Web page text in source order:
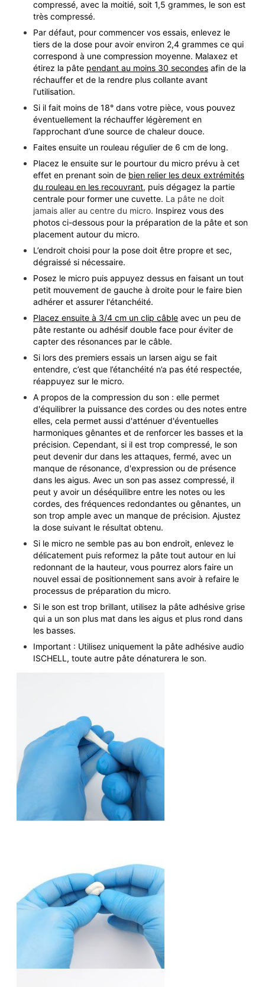
compressé, avec la moitié, soit 1,5 grammes, le son est
très compressé.
Par défaut, pour commencer vos essais, enlevez le
tiers de la dose pour avoir environ 2,4 grammes ce qui
correspond à une compression moyenne. Malaxez et
étirez la pâte pendant au moins 30 secondes afin de la
réchauffer et de la rendre plus collante avant
l'utilisation.
Si il fait moins de 18° dans votre pièce, vous pouvez
éventuellement la réchauffer légèrement en
l’approchant d’une source de chaleur douce.
Faites ensuite un rouleau régulier de 6 cm de long.
Placez le ensuite sur le pourtour du micro prévu à cet
effet en prenant soin de bien relier les deux extrémités
du rouleau en les recouvrant, puis dégagez la partie
centrale pour former une cuvette. La pâte ne doit
jamais aller au centre du micro. Inspirez vous des
photos ci-dessous pour la préparation de la pâte et son
placement autour du micro.
L’endroit choisi pour la pose doit être propre et sec,
dégraissé si nécessaire.
Posez le micro puis appuyez dessus en faisant un tout
petit mouvement de gauche à droite pour le faire bien
adhérer et assurer l'étanchéité.
Placez ensuite à 3/4 cm un clip câble avec un peu de
pâte restante ou adhésif double face pour éviter de
capter des résonances par le câble.
Si lors des premiers essais un larsen aigu se fait
entendre, c’est que l’étanchéité n’a pas été respectée,
réappuyez sur le micro.
A propos de la compression du son : elle permet
d'équilibrer la puissance des cordes ou des notes entre
elles, cela permet aussi d'atténuer d'éventuelles
harmoniques gênantes et de renforcer les basses et la
précision. Cependant, si il est trop compressé, le son
peut devenir dur dans les attaques, fermé, avec un
manque de résonance, d'expression ou de présence
dans les aigus. Avec un son pas assez compressé, il
peut y avoir un déséquilibre entre les notes ou les
cordes, des fréquences redondantes ou gênantes, un
son trop ample avec un manque de précision. Ajustez
la dose suivant le résultat obtenu.
Si le micro ne semble pas au bon endroit, enlevez le
délicatement puis reformez la pâte tout autour en lui
redonnant de la hauteur, vous pourrez alors faire un
nouvel essai de positionnement sans avoir à refaire le
processus de préparation du micro.
Si le son est trop brillant, utilisez la pâte adhésive grise
qui a un son plus mat dans les aigus et plus rond dans
les basses.
Important : Utilisez uniquement la pâte adhésive audio
ISCHELL, toute autre pâte dénaturera le son.